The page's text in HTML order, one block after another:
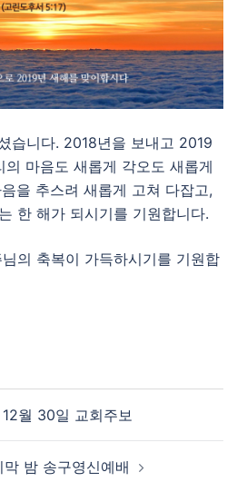
습니다. 2018년을 보내고 2019
의 마음도 새롭게 각오도 새롭게
을 추스려 새롭게 고쳐 다잡고,
한 해가 되시기를 기원합니다.
의 축복이 가득하시기를 기원합
월 30일 교회주보
밤 송구영신예배